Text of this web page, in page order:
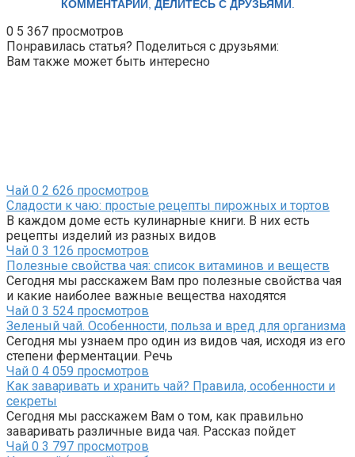
КОММЕНТАРИИ, ДЕЛИТЕСЬ С ДРУЗЬЯМИ.
0 5 367 просмотров
Понравилась статья? Поделиться с друзьями:
Вам также может быть интересно
Чай 0 2 626 просмотров
Сладости к чаю: простые рецепты пирожных и тортов
В каждом доме есть кулинарные книги. В них есть
рецепты изделий из разных видов
Чай 0 3 126 просмотров
Полезные свойства чая: список витаминов и веществ
Сегодня мы расскажем Вам про полезные свойства чая
и какие наиболее важные вещества находятся
Чай 0 3 524 просмотров
Зеленый чай. Особенности, польза и вред для организма
Сегодня мы узнаем про один из видов чая, исходя из его
степени ферментации. Речь
Чай 0 4 059 просмотров
Как заваривать и хранить чай? Правила, особенности и
секреты
Сегодня мы расскажем Вам о том, как правильно
заваривать различные вида чая. Рассказ пойдет
Чай 0 3 797 просмотров